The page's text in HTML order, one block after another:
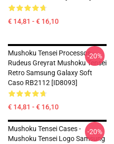
€ 14,81 - € 16,10
Mushoku Tensei Processos -
Rudeus Greyrat Mushoku Tensei
Retro Samsung Galaxy Soft
Caso RB2112 [ID8093]
€ 14,81 - € 16,10
-20%
Mushoku Tensei Cases -
Mushoku Tensei Logo Samsung
-20%